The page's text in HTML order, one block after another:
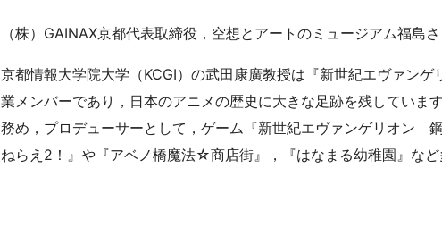
（株）GAINAX京都代表取締役，空想とアートのミュージアム福島
京都情報大学院大学（KCGI）の武田康廣教授は『新世紀エヴァン
業メンバーであり，日本のアニメの歴史に大きな足跡を残していま
務め，プロデューサーとして，ゲーム『新世紀エヴァンゲリオン
ねらえ2！』や『アベノ橋魔法☆商店街』，『はなまる幼稚園』など